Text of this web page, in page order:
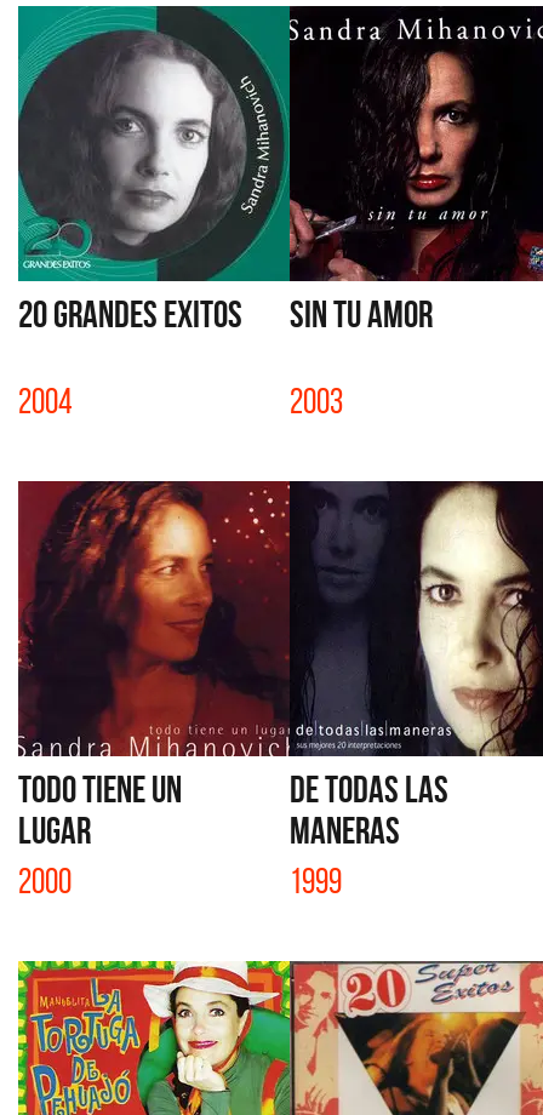
20 GRANDES EXITOS
2004
SIN TU AMOR
2003
TODO TIENE UN
LUGAR
2000
DE TODAS LAS
MANERAS
1999